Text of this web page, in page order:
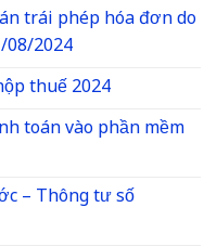
trái phép hóa đơn do
08/2024
thuế 2024
toán vào phần mềm
– Thông tư số